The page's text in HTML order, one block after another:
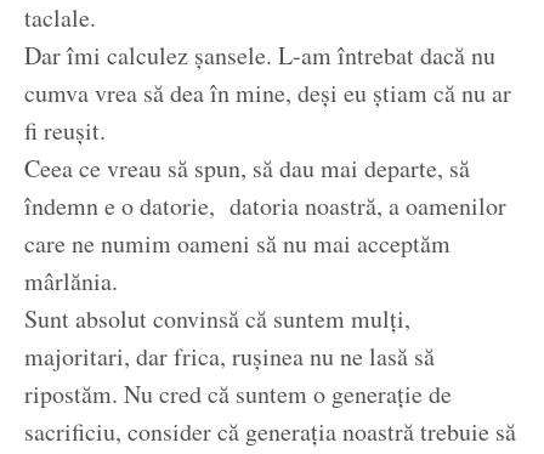
taclale.
Dar îmi calculez șansele. L-am întrebat dacă nu
cumva vrea să dea în mine, deși eu știam că nu ar
fi reușit.
Ceea ce vreau să spun, să dau mai departe, să
îndemn e o datorie, datoria noastră, a oamenilor
care ne numim oameni să nu mai acceptăm
mârlănia.
Sunt absolut convinsă că suntem mulți,
majoritari, dar frica, rușinea nu ne lasă să
ripostăm. Nu cred că suntem o generație de
sacrificiu, consider că generația noastră trebuie să